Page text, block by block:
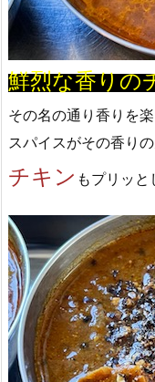
鮮烈な香りの
その名の通り香りを楽
スパイスがその香りの
チキン もプリッと